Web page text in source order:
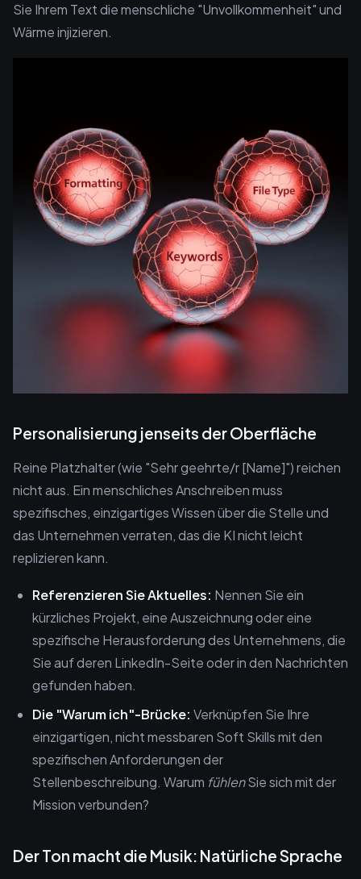
Sie Ihrem Text die menschliche "Unvollkommenheit" und
Wärme injizieren.
Personalisierung jenseits der Oberfläche
Reine Platzhalter (wie "Sehr geehrte/r [Name]") reichen
nicht aus. Ein menschliches Anschreiben muss
spezifisches, einzigartiges Wissen über die Stelle und
das Unternehmen verraten, das die KI nicht leicht
replizieren kann.
Referenzieren Sie Aktuelles: Nennen Sie ein
kürzliches Projekt, eine Auszeichnung oder eine
spezifische Herausforderung des Unternehmens, die
Sie auf deren LinkedIn-Seite oder in den Nachrichten
gefunden haben.
Die "Warum ich"-Brücke: Verknüpfen Sie Ihre
einzigartigen, nicht messbaren Soft Skills mit den
spezifischen Anforderungen der
Stellenbeschreibung. Warum fühlenSie sich mit der
Mission verbunden?
Der Ton macht die Musik: Natürliche Sprache